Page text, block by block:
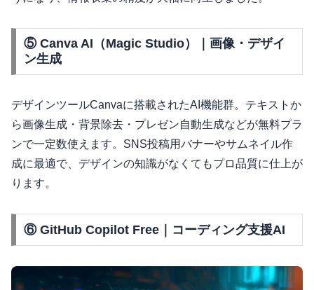
⑤ Canva AI（Magic Studio）｜画像・デザイ
ン生成
デザインツールCanvaに搭載されたAI機能群。テキストか
ら画像生成・背景除去・プレゼン自動生成などが無料プラ
ンで一定数使えます。SNS投稿用バナーやサムネイル作
成に最適で、デザインの知識がなくてもプロ品質に仕上が
ります。
⑥ GitHub Copilot Free｜コーディング支援AI